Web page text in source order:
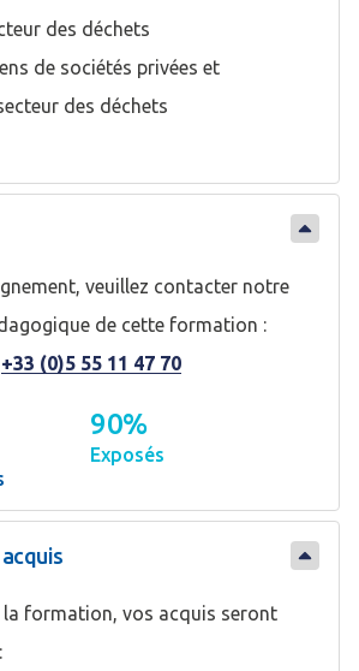
des déchets
de sociétés privées et
des déchets
veuillez contacter notre
de cette formation :
+33 (0)5 55 11 47 70
90%
Exposés
formation, vos acquis seront